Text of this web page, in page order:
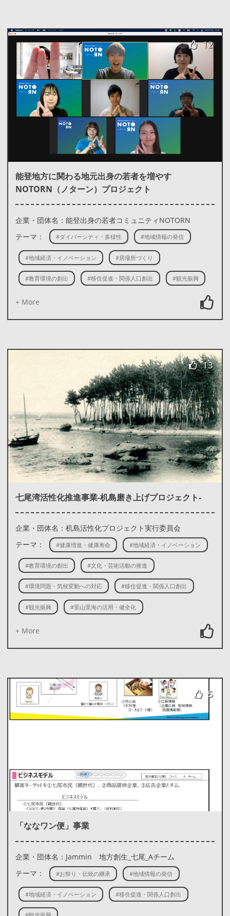
12
能登地方に関わる地元出身の若者を増やす
NOTORN（ノターン）プロジェクト
企業・団体名：能登出身の若者コミュニティNOTORN
テーマ：
#ダイバーシティ・多様性 #地域情報の発信
#地域経済・イノベーション #居場所づくり
#教育環境の創出 #移住促進・関係人口創出 #観光振興
+ More
13
七尾湾活性化推進事業-机島磨き上げプロジェクト-
企業・団体名：机島活性化プロジェクト実行委員会
テーマ：
#健康増進・健康寿命 #地域経済・イノベーション
#教育環境の創出 #文化・芸術活動の推進
#環境問題・気候変動への対応 #移住促進・関係人口創出
#観光振興 #里山里海の活用・健全化
+ More
5
「ななワン便」事業
企業・団体名：Jammin 地方創生_七尾_Aチーム
テーマ：
#お祭り・伝統の継承 #地域情報の発信
#地域経済・イノベーション #移住促進・関係人口創出